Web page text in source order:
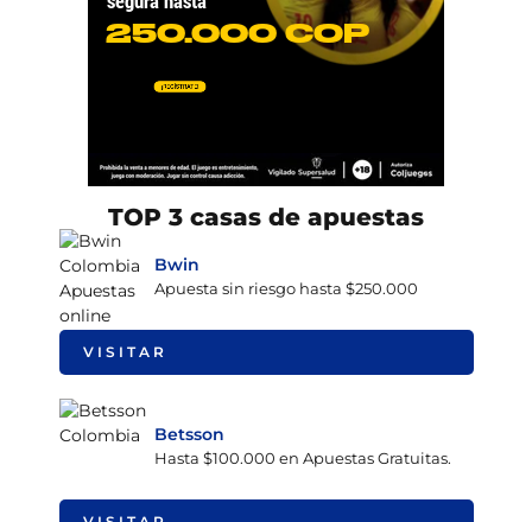
TOP 3 casas de apuestas
Bwin
Apuesta sin riesgo hasta $250.000
VISITAR
Betsson
Hasta $100.000 en Apuestas Gratuitas.